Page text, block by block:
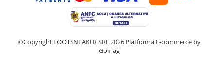
©Copyright FOOTSNEAKER SRL 2026 Platforma E-commerce by
Gomag